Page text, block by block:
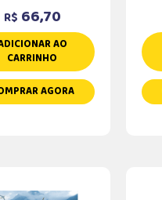
R$ 66,70
AO
CARRINHO
AGORA